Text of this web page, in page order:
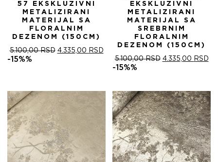
57 EKSKLUZIVNI
METALIZIRANI
MATERIJAL SA
FLORALNIM
DEZENOM (150CM)
5.100,00RSD ОРИГИНАЛНА
4.335,00 RSDТРЕНУТНА
ЦЕНА
-15%%
EKSKLUZIVNI
METALIZIRANI
MATERIJAL SA
SREBRNIM
FLORALNIM
DEZENOM (150CM)
5.100,00RSD ОРИГИНАЛНА
5.100,00 RSD.
4.335,00 RSD
-15%%